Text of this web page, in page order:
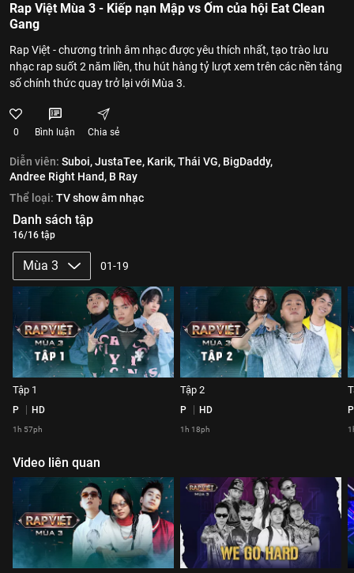
Rap Việt Mùa 3 - Kiếp nạn Mập vs Ốm của hội Eat Clean
Gang
Rap Việt - chương trình âm nhạc được yêu thích nhất, tạo trào lưu
nhạc rap suốt 2 năm liền, thu hút hàng tỷ lượt xem trên các nền tảng
số chính thức quay trở lại với Mùa 3.
0 Bình luận Chia sẻ
Diễn viên: Suboi,JustaTee, Karik,Thái VG, BigDaddy,
Andree Right Hand, B Ray
Thể loại: TV show âm nhạc
Danh sách tập
16/16 tập
Mùa 3 01-19
Tập 1
P HD
1h 57ph
Tập 2
P HD
1h 18ph
P
Video liên quan